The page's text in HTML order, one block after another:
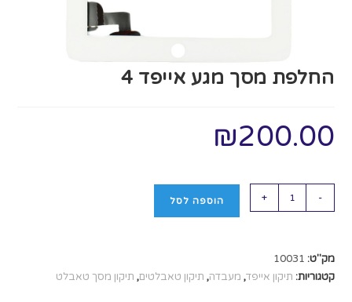
החלפת מסך מגע אייפד 4
₪200.00
-
+ הוספה לסל
מק"ט: 10031
קטגוריות: תיקון אייפד, מעבדה, תיקון טאבלטים, תיקון מסך טאבלט